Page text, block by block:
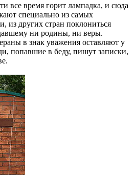
все время горит лампадка, и сюда
специально из самых
из других стран поклониться
ни родины, ни веры.
в знак уважения оставляют у
попавшие в беду, пишут записки,